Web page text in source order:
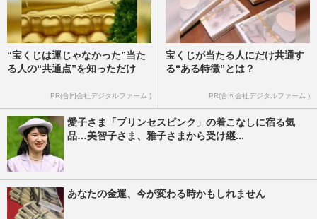
“宝くじは運じゃなかった”当た
る人の“共通点”を知っただけ
PR(合同会社デジタルファーム )
宝くじが当たる人にだけ共通す
る“ある特徴”とは？
PR(合同会社デジタルファーム )
愛子さま「プリンセスピンク」の着こなしに宿る気
品…美智子さま、雅子さまから受け継...
あなたの金運、今が変わる時かもしれません